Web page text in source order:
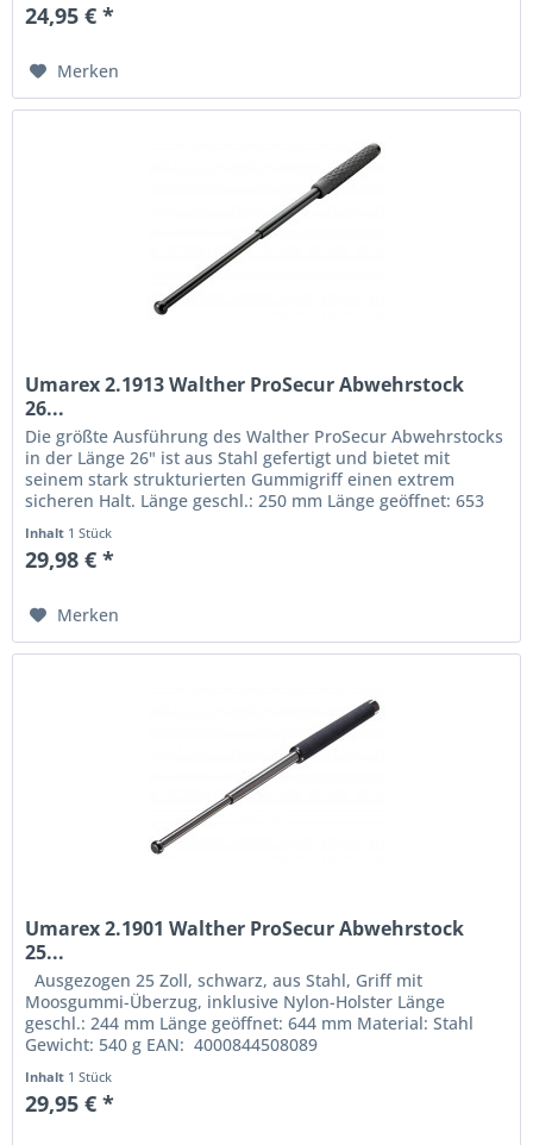
24,95 € *
Merken
Umarex 2.1913 Walther ProSecur Abwehrstock
26...
Die größte Ausführung des Walther ProSecur Abwehrstocks
in der Länge 26" ist aus Stahl gefertigt und bietet mit
seinem stark strukturierten Gummigriff einen extrem
sicheren Halt. Länge geschl.: 250 mm Länge geöffnet: 653
Inhalt 1 Stück
29,98 € *
Merken
Umarex 2.1901 Walther ProSecur Abwehrstock
25...
Ausgezogen 25 Zoll, schwarz, aus Stahl, Griff mit
Moosgummi-Überzug, inklusive Nylon-Holster Länge
geschl.: 244 mm Länge geöffnet: 644 mm Material: Stahl
Gewicht: 540 g EAN: 4000844508089
Inhalt 1 Stück
29,95 € *